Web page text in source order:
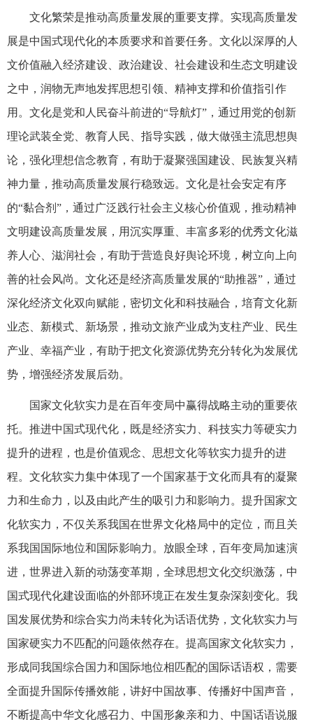
文化繁荣是推动高质量发展的重要支撑。实现高质量发
展是中国式现代化的本质要求和首要任务。文化以深厚的人
文价值融入经济建设、政治建设、社会建设和生态文明建设
之中，润物无声地发挥思想引领、精神支撑和价值指引作
用。文化是党和人民奋斗前进的“导航灯”，通过用党的创新
理论武装全党、教育人民、指导实践，做大做强主流思想舆
论，强化理想信念教育，有助于凝聚强国建设、民族复兴精
神力量，推动高质量发展行稳致远。文化是社会安定有序
的“黏合剂”，通过广泛践行社会主义核心价值观，推动精神
文明建设高质量发展，用沉实厚重、丰富多彩的优秀文化滋
养人心、滋润社会，有助于营造良好舆论环境，树立向上向
善的社会风尚。文化还是经济高质量发展的“助推器”，通过
深化经济文化双向赋能，密切文化和科技融合，培育文化新
业态、新模式、新场景，推动文旅产业成为支柱产业、民生
产业、幸福产业，有助于把文化资源优势充分转化为发展优
势，增强经济发展后劲。
国家文化软实力是在百年变局中赢得战略主动的重要依
托。推进中国式现代化，既是经济实力、科技实力等硬实力
提升的进程，也是价值观念、思想文化等软实力提升的进
程。文化软实力集中体现了一个国家基于文化而具有的凝聚
力和生命力，以及由此产生的吸引力和影响力。提升国家文
化软实力，不仅关系我国在世界文化格局中的定位，而且关
系我国国际地位和国际影响力。放眼全球，百年变局加速演
进，世界进入新的动荡变革期，全球思想文化交织激荡，中
国式现代化建设面临的外部环境正在发生复杂深刻变化。我
国发展优势和综合实力尚未转化为话语优势，文化软实力与
国家硬实力不匹配的问题依然存在。提高国家文化软实力，
形成同我国综合国力和国际地位相匹配的国际话语权，需要
全面提升国际传播效能，讲好中国故事、传播好中国声音，
不断提高中华文化感召力、中国形象亲和力、中国话语说服